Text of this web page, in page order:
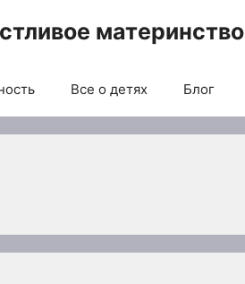
материнство
Все о детях Блог